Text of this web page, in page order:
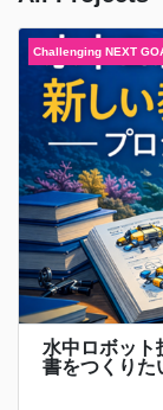
水中ロボット
書をつくりた